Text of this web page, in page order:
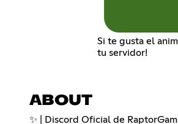
Si te gusta el
tu servidor!
ABOUT
✨ | Discord Oficial de